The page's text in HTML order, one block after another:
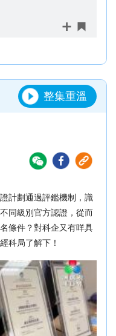
整集重溫
計劃通過評鑑機制，識
同級別官方認證，從而
條件？對科企又有咩具
科局了解下！